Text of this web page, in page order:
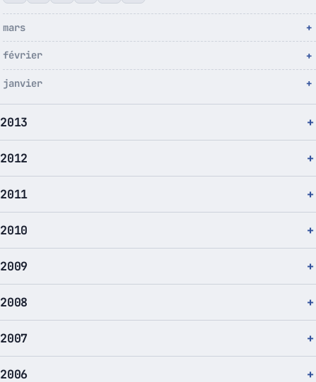
mars
février
janvier
2013
2012
2011
2010
2009
2008
2007
2006